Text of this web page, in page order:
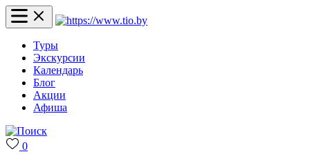
Туры
Экскурсии
Календарь
Блог
Акции
Афиша
0